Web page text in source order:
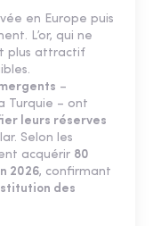
en Europe puis
L’or, qui ne
plus attractif
–
Turquie – ont
leurs réserves
Selon les
acquérir 80
2026, confirmant
des